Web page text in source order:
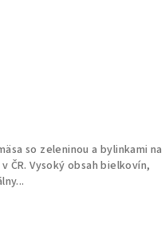
so zeleninou a bylinkami na
ČR. Vysoký obsah bielkovín,